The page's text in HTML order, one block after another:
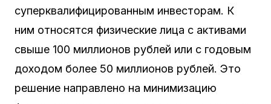
суперквалифицированным инвесторам. К
ним относятся физические лица с активами
свыше 100 миллионов рублей или с годовым
доходом более 50 миллионов рублей. Это
решение направлено на минимизацию